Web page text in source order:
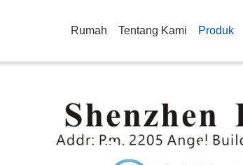
Rumah Tentang Kami Produk
Rincian